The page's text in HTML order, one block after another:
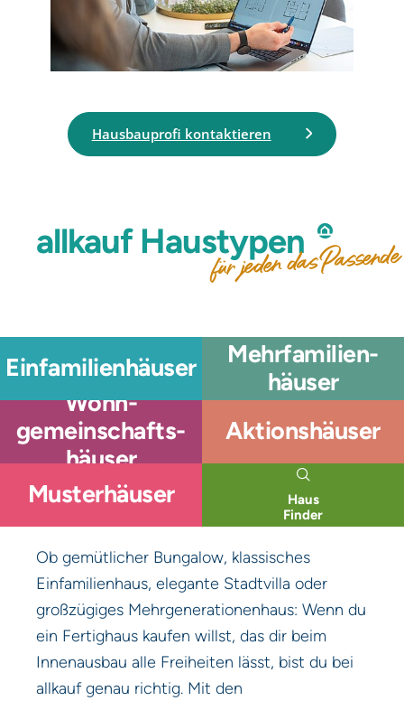
Hausbauprofi kontaktieren
allkauf Haustypen
für jeden das Passende
Einfamilien­häuser
Mehrfamilien­
häuser
Wohn­
gemeinschafts­
häuser
Aktionshäuser
Musterhäuser
Haus
Finder
Ob gemütlicher Bungalow, klassisches
Einfamilienhaus, elegante Stadtvilla oder
großzügiges Mehrgenerationenhaus: Wenn du
ein Fertighaus kaufen willst, das dir beim
Innenausbau alle Freiheiten lässt, bist du bei
allkauf genau richtig. Mit den